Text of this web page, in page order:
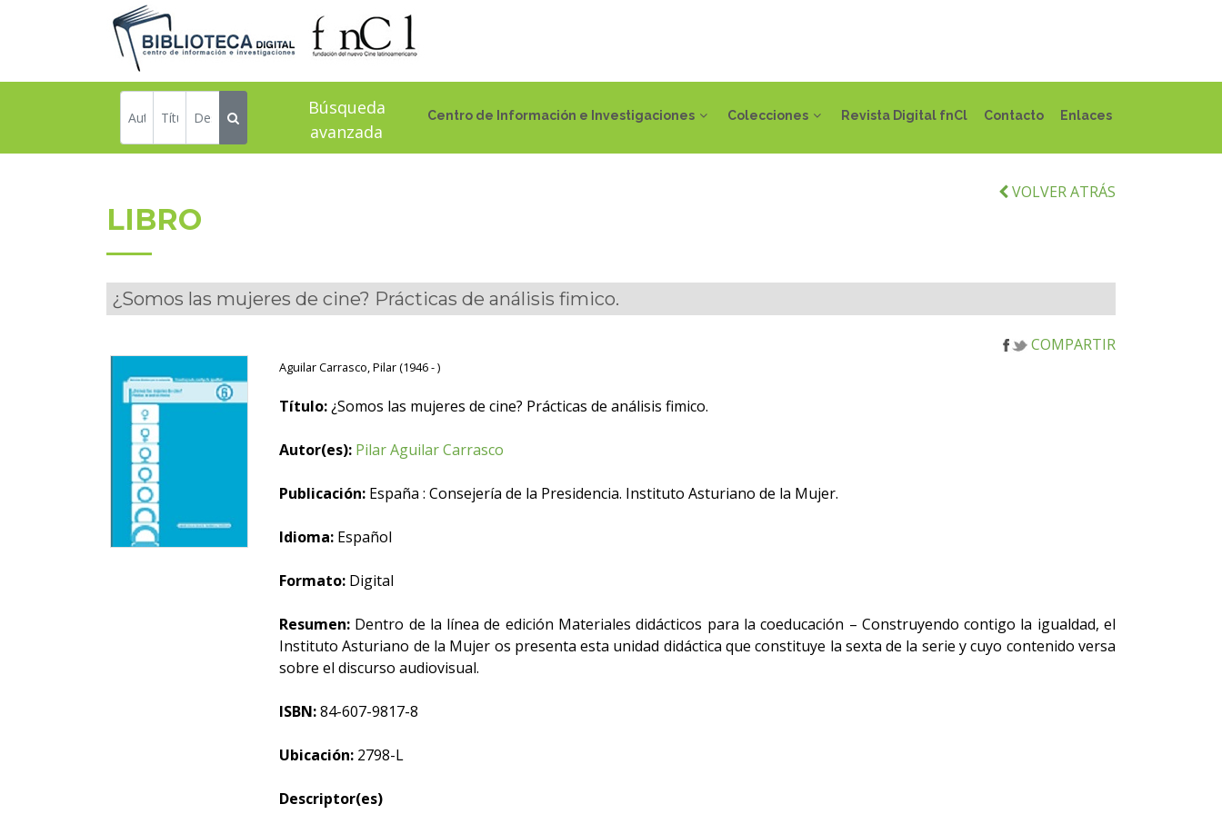
Centro de Información e Investigaciones Colecciones Revista Digital fnCl Contacto Enlaces
Búsqueda
avanzada
VOLVER ATRÁS
LIBRO
¿Somos las mujeres de cine? Prácticas de análisis fimico.
COMPARTIR
Aguilar Carrasco, Pilar (1946 - )
Título:¿Somos las mujeres de cine? Prácticas de análisis fimico.
Autor(es): Pilar Aguilar Carrasco
Publicación: España : Consejería de la Presidencia. Instituto Asturiano de la Mujer.
Idioma: Español
Formato: Digital
Resumen: Dentro de la línea de edición Materiales didácticos para la coeducación – Construyendo contigo la igualdad, el
Instituto Asturiano de la Mujer os presenta esta unidad didáctica que constituye la sexta de la serie y cuyo contenido versa
sobre el discurso audiovisual.
ISBN:84-607-9817-8
Ubicación: 2798-L
Descriptor(es)